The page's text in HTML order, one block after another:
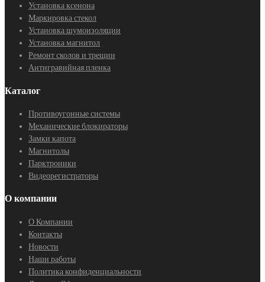
Установка ксенона
Маркировка стекол
Установка шумоизоляции
Установка магнитол
Ремонт сколов и трещин
Антигравийная пленка
Каталог
Противоугонные системы
Механические блокираторы
Замки капота
Магнитолы
Парктроники
Видеорегистраторы
О компании
О Компании
Контакты
Новости
Наши работы
Политика конфиденциальности